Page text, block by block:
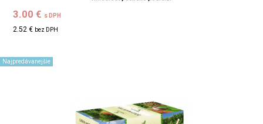
3.00 € s DPH
2.52 € bez DPH
Najpredávanejšie